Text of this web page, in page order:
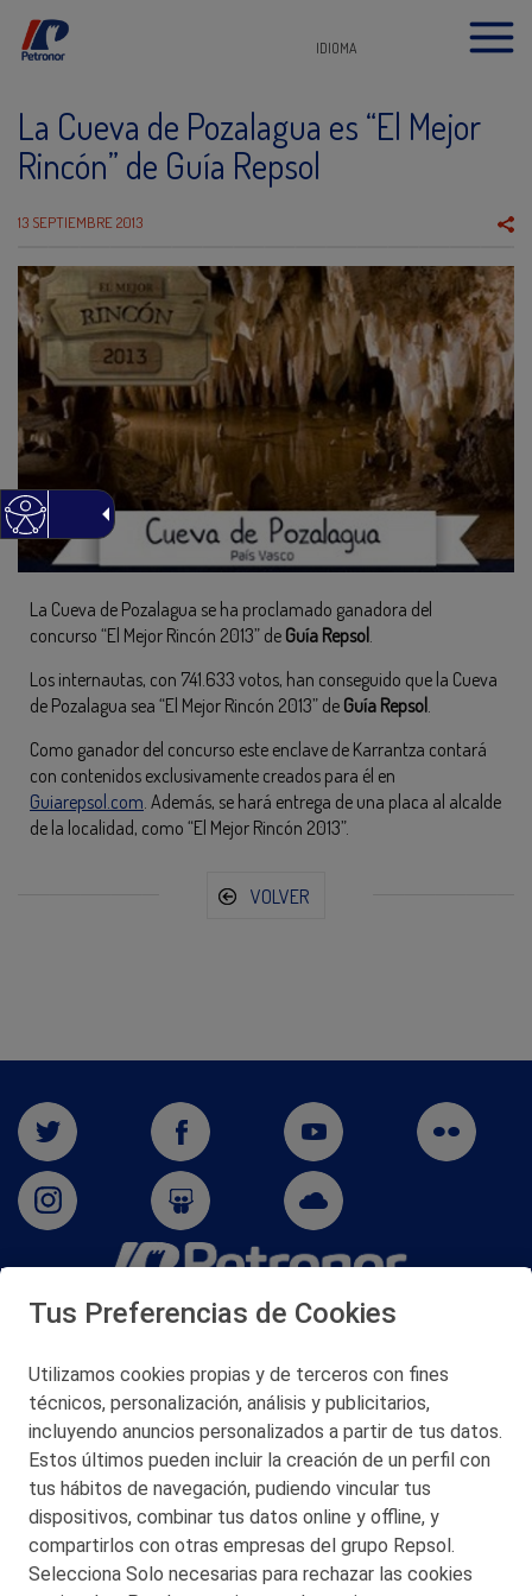
IDIOMA
La Cueva de Pozalagua es “El Mejor
Rincón” de Guía Repsol
13 SEPTIEMBRE 2013
La Cueva de Pozalagua se ha proclamado ganadora del
concurso “El Mejor Rincón 2013” de Guía Repsol .
Los internautas, con 741.633 votos, han conseguido que la Cueva
de Pozalagua sea “El Mejor Rincón 2013” de Guía Repsol .
Como ganador del concurso este enclave de Karrantza contará
con contenidos exclusivamente creados para él en
Guiarepsol.com. Además, se hará entrega de una placa al alcalde
de la localidad, como “El Mejor Rincón 2013”.
VOLVER
San Martín 5-Edificio Muñatones,
© 2026 Petronor S.A.
CONTACTO
MAPA WEB
Tus Preferencias de Cookies
Utilizamos cookies propias y de terceros con fines
técnicos, personalización, análisis y publicitarios,
incluyendo anuncios personalizados a partir de tus datos.
Estos últimos pueden incluir la creación de un perfil con
tus hábitos de navegación, pudiendo vincular tus
dispositivos, combinar tus datos online y offline, y
compartirlos con otras empresas del grupo Repsol.
Selecciona Solo necesarias para rechazar las cookies